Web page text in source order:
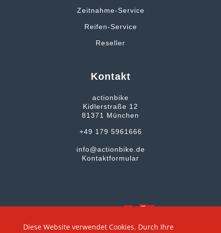
Diese Website verwendet Cookies. Durch Ihre
Zeitnahme-Service
Reifen-Service
Reseller
Kontakt
actionbike
Kidlerstraße 12
81371 München
+49 179 5961666
info@actionbike.de
Kontaktformular